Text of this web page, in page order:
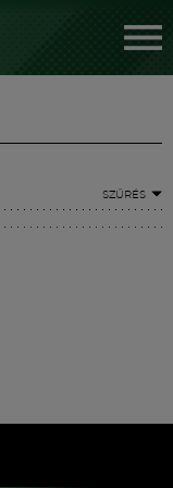
SZŰRÉS